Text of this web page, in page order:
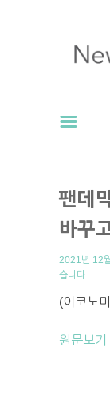
팬데
바꾸
2021년 12
습니다
(이코노
원문보기